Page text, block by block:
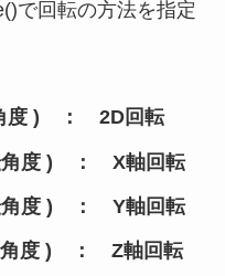
で回転の方法を指定
度 ) ： 2D回転
角度 ) ： X軸回転
角度 ) ： Y軸回転
角度 ) ： Z軸回転